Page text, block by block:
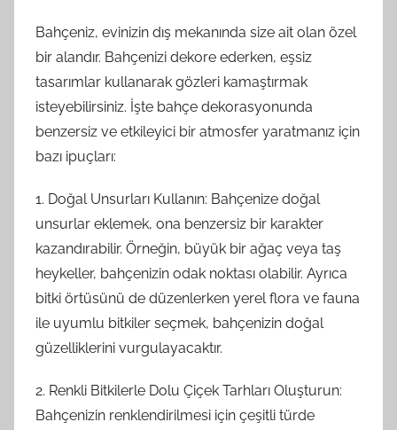
Bahçeniz, evinizin dış mekanında size ait olan özel
bir alandır. Bahçenizi dekore ederken, eşsiz
tasarımlar kullanarak gözleri kamaştırmak
isteyebilirsiniz. İşte bahçe dekorasyonunda
benzersiz ve etkileyici bir atmosfer yaratmanız için
bazı ipuçları:
1. Doğal Unsurları Kullanın: Bahçenize doğal
unsurlar eklemek, ona benzersiz bir karakter
kazandırabilir. Örneğin, büyük bir ağaç veya taş
heykeller, bahçenizin odak noktası olabilir. Ayrıca
bitki örtüsünü de düzenlerken yerel flora ve fauna
ile uyumlu bitkiler seçmek, bahçenizin doğal
güzelliklerini vurgulayacaktır.
2. Renkli Bitkilerle Dolu Çiçek Tarhları Oluşturun:
Bahçenizin renklendirilmesi için çeşitli türde